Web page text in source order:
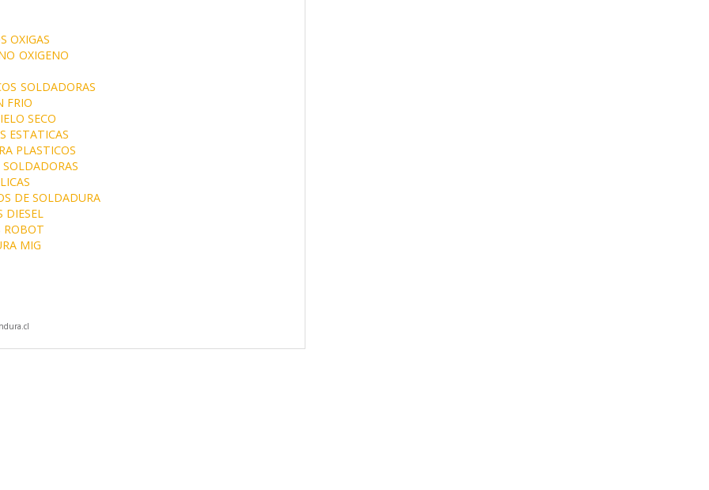
OXIGAS
OXIGENO
SOLDADORAS
FRIO
SECO
ESTATICAS
PLASTICOS
DE SOLDADURA
DIESEL
ROBOT
MIG